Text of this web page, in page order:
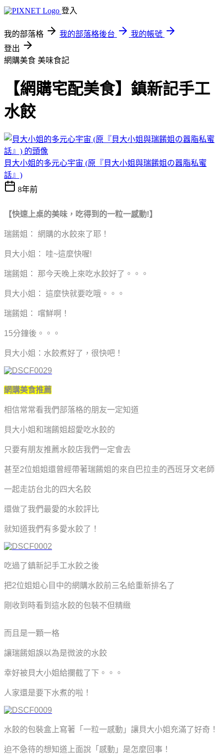
登入
我的部落格 我的部落格後台
我的帳號
登出
網購美食 美味食記
【網購宅配美食】鎮新記手工
水餃
貝大小姐的多元心宇宙 (原『貝大小姐與瑞餚姐の囂脂私蜜
話』)
8年前
【快速上桌的美味，吃得到的一粒一感動!】
瑞餚姐： 網購的水餃來了耶！
貝大小姐： 哇~這麼快喔!
瑞餚姐： 那今天晚上來吃水餃好了。。。
貝大小姐： 這麼快就要吃哦。。。
瑞餚姐： 嚐鮮啊！
15分鐘後。。。
貝大小姐：水餃煮好了，很快吧！
網購美食推薦
相信常常看我們部落格的朋友一定知道
貝大小姐和瑞餚姐超愛吃水餃的
只要有朋友推薦水餃店我們一定會去
甚至2位姐姐還曾經帶著瑞餚姐的來自巴拉圭的西班牙文老師
一起走訪台北的四大名餃
還做了我們最愛的水餃評比
就知道我們有多愛水餃了！
吃過了鎮新記手工水餃之後
把2位姐姐心目中的網購水餃前三名給重新排名了
剛收到時看到這水餃的包裝不但精緻
而且是一顆一格
讓瑞餚姐誤以為是微波的水餃
幸好被貝大小姐給攔截了下。。。
人家還是要下水煮的啦！
水餃的包裝盒上寫著「一粒一感動」讓貝大小姐充滿了好奇！
迫不急待的想知道上面說「感動」是怎麼回事！